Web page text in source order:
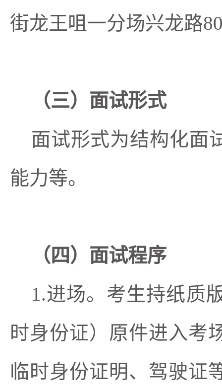
街龙王咀一分场兴龙路
（三）面试形式
面试形式为结构化面
能力等。
（四）面试程序
1.进场。考生持纸质
时身份证）原件进入考
临时身份证明、驾驶证